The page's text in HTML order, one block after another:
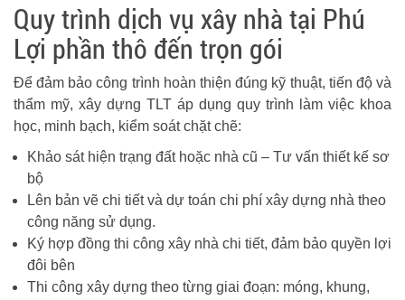
Quy trình dịch vụ xây nhà tại Phú
Lợi phần thô đến trọn gói
Để đảm bảo công trình hoàn thiện đúng kỹ thuật, tiến độ và
thẩm mỹ, xây dựng TLT áp dụng quy trình làm việc khoa
học, minh bạch, kiểm soát chặt chẽ:
Khảo sát hiện trạng đất hoặc nhà cũ – Tư vấn thiết kế sơ
bộ
Lên bản vẽ chi tiết và dự toán chi phí xây dựng nhà theo
công năng sử dụng.
Ký hợp đồng thi công xây nhà chi tiết, đảm bảo quyền lợi
đôi bên
Thi công xây dựng theo từng giai đoạn: móng, khung,